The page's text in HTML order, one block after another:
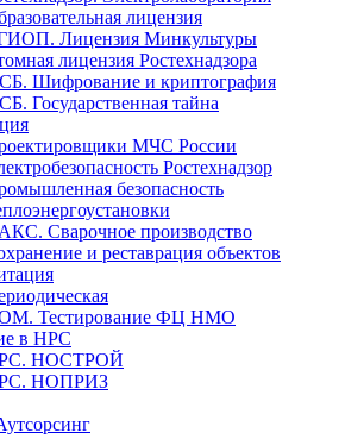
лицензия
Лицензия Минкультуры
лицензия Ростехнадзора
Шифрование и криптография
Государственная тайна
МЧС России
Ростехнадзор
безопасность
Сварочное производство
и реставрация объектов
Тестирование ФЦ НМО
в НРС
НОСТРОЙ
НОПРИЗ